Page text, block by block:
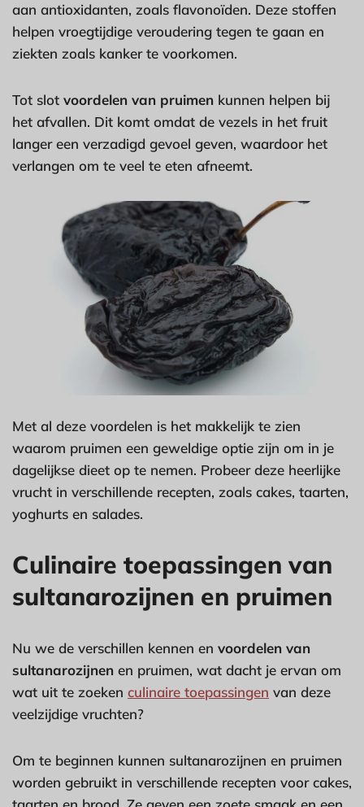
aan antioxidanten, zoals flavonoïden. Deze stoffen
helpen vroegtijdige veroudering tegen te gaan en
ziekten zoals kanker te voorkomen.
Tot slot voordelen van pruimen kunnen helpen bij
het afvallen. Dit komt omdat de vezels in het fruit
langer een verzadigd gevoel geven, waardoor het
verlangen om te veel te eten afneemt.
Met al deze voordelen is het makkelijk te zien
waarom pruimen een geweldige optie zijn om in je
dagelijkse dieet op te nemen. Probeer deze heerlijke
vrucht in verschillende recepten, zoals cakes, taarten,
yoghurts en salades.
Culinaire toepassingen van
sultanarozijnen en pruimen
Nu we de verschillen kennen en voordelen van
sultanarozijnen en pruimen, wat dacht je ervan om
wat uit te zoeken culinaire toepassingen van deze
veelzijdige vruchten?
Om te beginnen kunnen sultanarozijnen en pruimen
worden gebruikt in verschillende recepten voor cakes,